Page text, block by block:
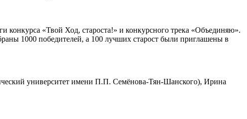
конкурса «Твой Ход, староста!» и конкурсного трека «Объединяю».
1000 победителей, а 100 лучших старост были приглашены в
университет имени П.П. Семёнова-Тян-Шанского), Ирина